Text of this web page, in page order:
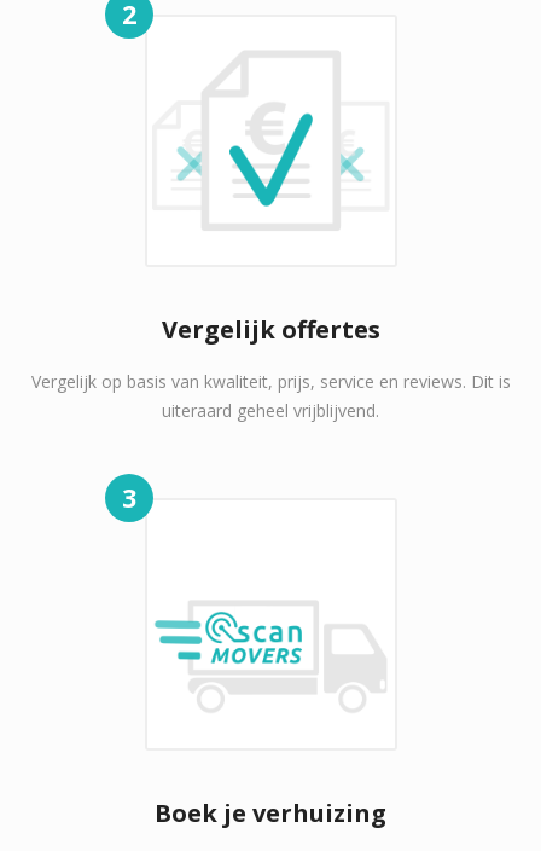
2
Vergelijk offertes
Vergelijk op basis van kwaliteit, prijs, service en reviews. Dit is
uiteraard geheel vrijblijvend.
3
Boek je verhuizing